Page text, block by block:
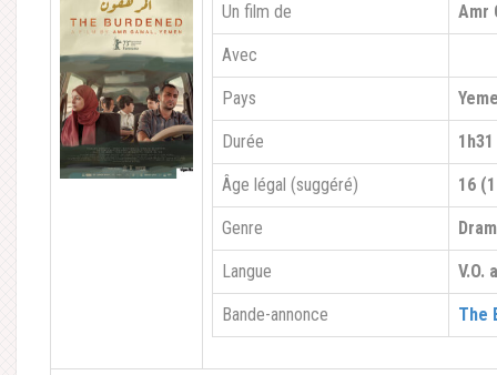
Un film de Amr
Avec
Pays
Durée 1h31
Âge légal (suggéré) 16
Genre
Langue V.O.
Bande-annonce The